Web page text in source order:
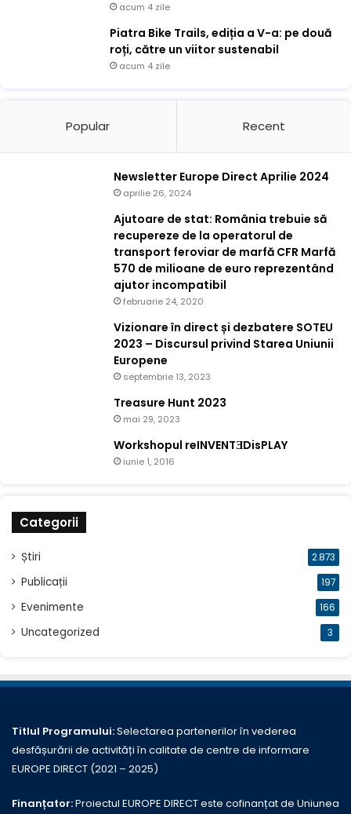
acum 4 zile
Piatra Bike Trails, ediția a V-a: pe două
roți, către un viitor sustenabil
acum 4 zile
Popular Recent
Newsletter Europe Direct Aprilie 2024
aprilie 26, 2024
Ajutoare de stat: România trebuie să
recupereze de la operatorul de
transport feroviar de marfă CFR Marfă
570 de milioane de euro reprezentând
ajutor incompatibil
februarie 24, 2020
Vizionare în direct și dezbatere SOTEU
2023 – Discursul privind Starea Uniunii
Europene
septembrie 13, 2023
Treasure Hunt 2023
mai 29, 2023
Workshopul reINVENTƎDisPLAY
iunie 1, 2016
Categorii
Știri 2.873
Publicații 197
Evenimente 166
Uncategorized 3
Titlul Programului:Selectarea partenerilor în vederea
desfășurării de activități în calitate de centre de informare
EUROPE DIRECT (2021 – 2025)
Finanțator:Proiectul EUROPE DIRECT este cofinanțat de Uniunea